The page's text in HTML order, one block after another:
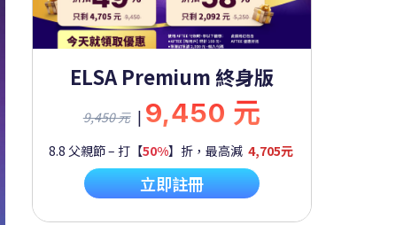
ELSA Premium 終身版
9,450 元 | 9,450 元
8.8 父親節 – 打【50%】折，最高減 4,705元
立即註冊